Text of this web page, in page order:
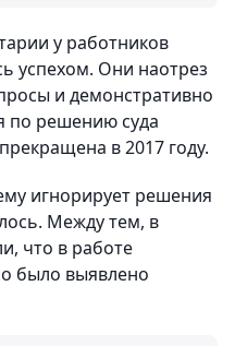
у работников
успехом. Они наотрез
и демонстративно
по решению суда
в 2017 году.
игнорирует решения
Между тем, в
что в работе
было выявлено